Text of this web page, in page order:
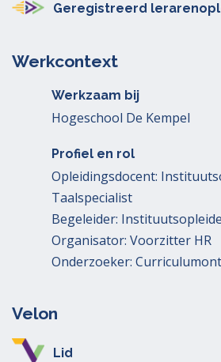
Geregistreerd
Werkcontext
Werkzaam bij
Hogeschool De Kempel
Profiel en rol
Opleidingsdocent:
Taalspecialist
Begeleider:
Organisator: Voorzitter HR
Onderzoeker:
Velon
Lid